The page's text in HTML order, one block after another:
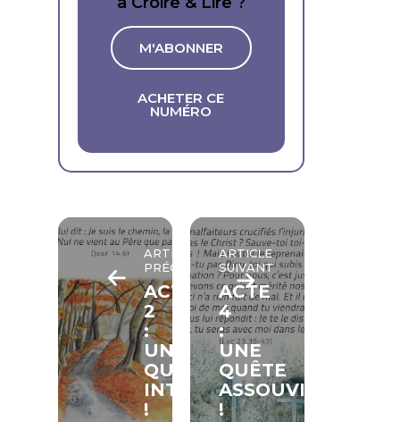
M'ABONNER
ACHETER CE
NUMÉRO
ARTICLE
PRÉCÉDENT
ACTE
2
:
UNE
QUÊTE
INTELLECTUELLE
!
ARTICLE
SUIVANT
ACTE
4
:
UNE
QUÊTE
ASSOUVIE
!